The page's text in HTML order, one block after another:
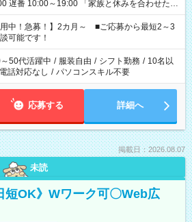
～19:00 「家族と休みを合わせた
て夕飯の準備がしたい」 「できれば残業はし
希望を教えてくださいね。 ※Wワーク希望
仕事で希望する勤務時間と、もう1つのお仕事
で週40時間を超える場合は応募できません。
用中！急募！】2カ月～ ■ご応募から最短2～3
可能です！
50代活躍中 / 服装自由 / シフト勤務 / 10名以
電話対応なし / パソコンスキル不要
応募する 詳細へ
掲載日：2026.08.07
未読
短OK》Wワーク可〇Web広